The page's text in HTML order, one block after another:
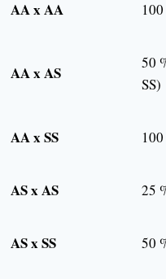
AA x AA
AA x AS
50
SS)
AA x SS
AS x AS 25
AS x SS 50